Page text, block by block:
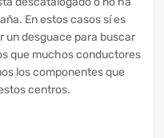
En estos casos sí es
un desguace para buscar
que muchos conductores
los componentes que
centros.